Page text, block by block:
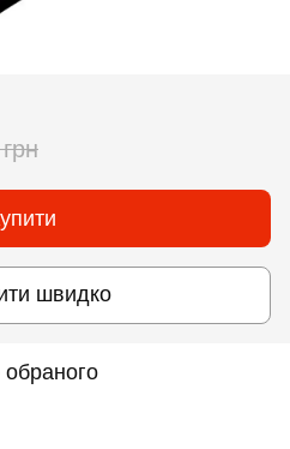
швидко